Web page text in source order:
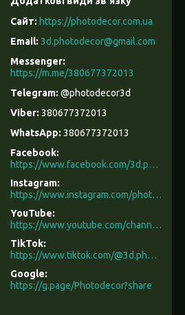
https://photodecor.com.ua
3d.photodecor@gmail.com
https://m.me/380677372013
@photodecor3d
380677372013
380677372013
Facebook
https://www.facebook.com/3d.photodecor/
Instagram
https://www.instagram.com/photodecor.com.ua/
YouTube
https://www.youtube.com/channel/UCXCUerfqRY1Pw7-IptdbqyA/videos
TikTok
https://www.tiktok.com/@3d.photodecor?is_from_webapp=1&sender_device=pc
Google
https://g.page/Photodecor?share